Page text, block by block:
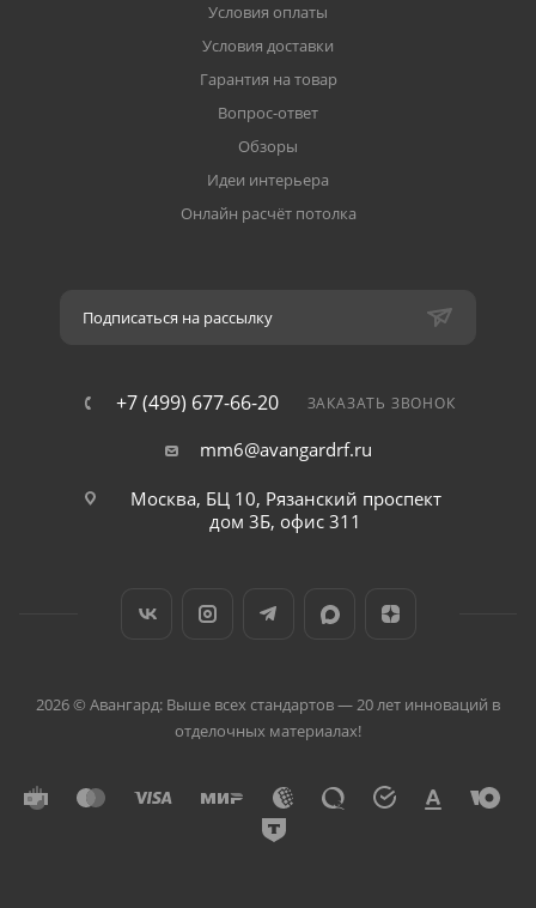
Условия оплаты
Условия доставки
Гарантия на товар
Вопрос-ответ
Обзоры
Идеи интерьера
Онлайн расчёт потолка
Подписаться на рассылку
+7 (499) 677-66-20 ЗАКАЗАТЬ ЗВОНОК
mm6@avangardrf.ru
Москва, БЦ 10, Рязанский проспект
дом 3Б, офис 311
2026 © Авангард: Выше всех стандартов — 20 лет инноваций в
отделочных материалах!